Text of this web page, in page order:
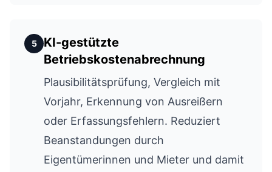
5
KI-gestützte
Betriebskostenabrechnung
Plausibilitätsprüfung, Vergleich mit
Vorjahr, Erkennung von Ausreißern
oder Erfassungsfehlern. Reduziert
Beanstandungen durch
Eigentümerinnen und Mieter und damit